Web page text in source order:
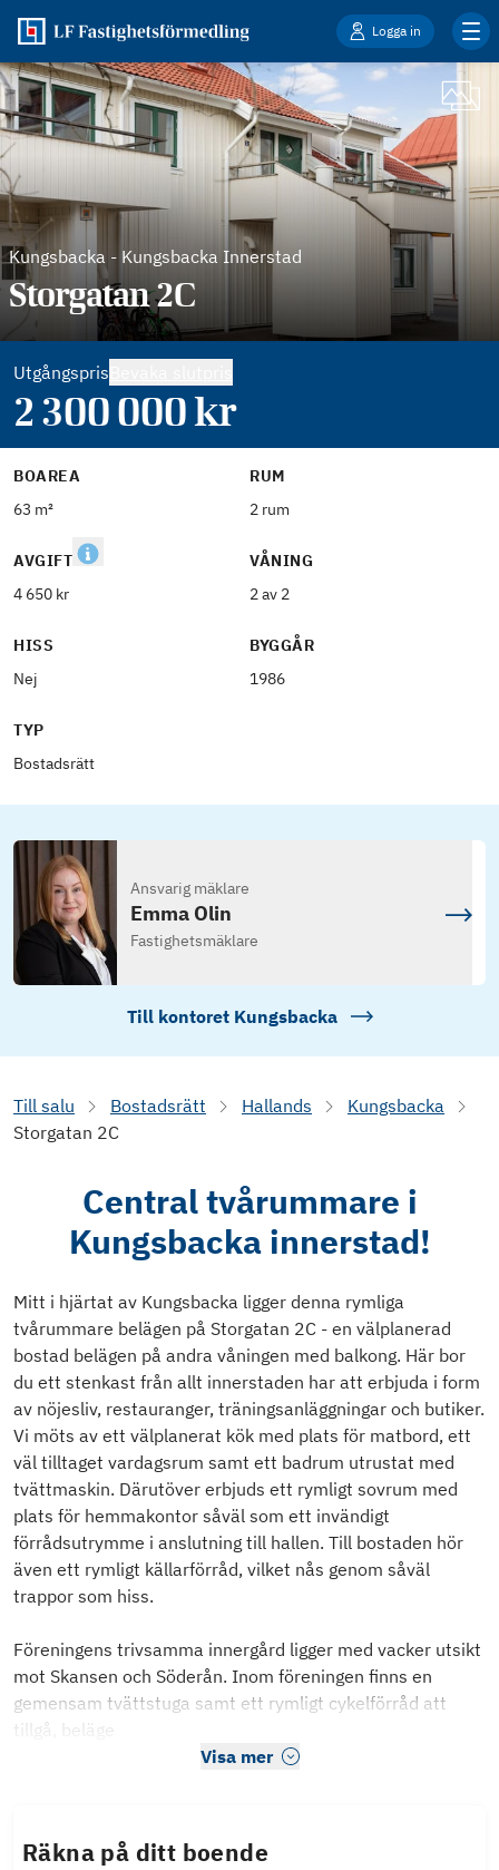
Logga in
Kungsbacka - Kungsbacka Innerstad
Storgatan 2C
Utgångspris
2 300 000kr
BOAREA
63 m²
RUM
2 rum
AVGIFT
4 650 kr
VÅNING
2 av 2
HISS
Nej
BYGGÅR
1986
TYP
Bostadsrätt
Ansvarig mäklare
Emma Olin
Fastighetsmäklare
Till kontoret Kungsbacka
Till salu Bostadsrätt Hallands
Kungsbacka
Storgatan 2C
Central tvårummare i
Kungsbacka innerstad!
Mitt i hjärtat av Kungsbacka ligger denna rymliga
tvårummare belägen på Storgatan 2C - en välplanerad
bostad belägen på andra våningen med balkong. Här bor
du ett stenkast från allt innerstaden har att erbjuda i form
av nöjesliv, restauranger, träningsanläggningar och butiker.
Vi möts av ett välplanerat kök med plats för matbord, ett
väl tilltaget vardagsrum samt ett badrum utrustat med
tvättmaskin. Därutöver erbjuds ett rymligt sovrum med
plats för hemmakontor såväl som ett invändigt
förrådsutrymme i anslutning till hallen. Till bostaden hör
även ett rymligt källarförråd, vilket nås genom såväl
trappor som hiss.
Föreningens trivsamma innergård ligger med vacker utsikt
mot Skansen och Söderån. Inom föreningen finns en
gemensam tvättstuga samt ett rymligt cykelförråd att
tillgå, beläge
Visa mer
Räkna på ditt boende